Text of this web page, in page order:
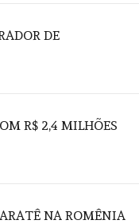
DE
R$ 2,4 MILHÕES
NA ROMÊNIA